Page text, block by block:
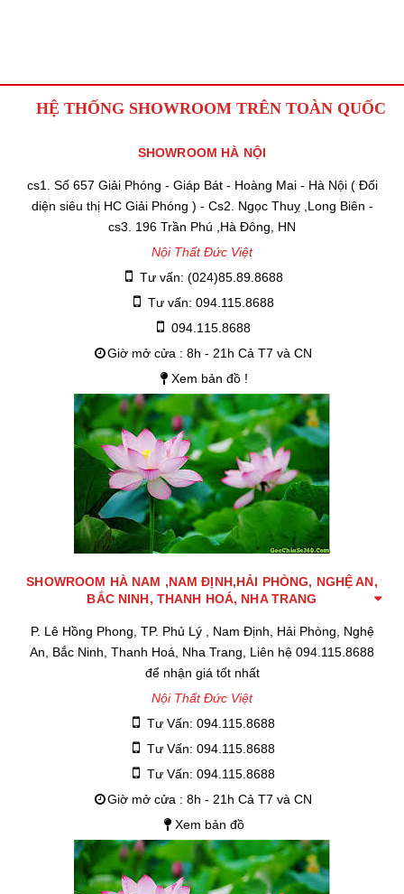
HỆ THỐNG SHOWROOM TRÊN TOÀN QUỐC
SHOWROOM HÀ NỘI
cs1. Số 657 Giải Phóng - Giáp Bát - Hoàng Mai - Hà Nội ( Đối
diện siêu thị HC Giải Phóng ) - Cs2. Ngọc Thuỵ ,Long Biên -
cs3. 196 Trần Phú ,Hà Đông, HN
Nội Thất Đức Việt
Tư vấn: (024)85.89.8688
Tư vấn: 094.115.8688
094.115.8688
Giờ mở cửa : 8h - 21h Cả T7 và CN
Xem bản đồ !
SHOWROOM HÀ NAM ,NAM ĐỊNH,HẢI PHÒNG, NGHỆ AN,
BẮC NINH, THANH HOÁ, NHA TRANG
P. Lê Hồng Phong, TP. Phủ Lý , Nam Định, Hải Phòng, Nghệ
An, Bắc Ninh, Thanh Hoá, Nha Trang, Liên hệ 094.115.8688
để nhận giá tốt nhất
Nội Thất Đức Việt
Tư Vấn: 094.115.8688
Tư Vấn: 094.115.8688
Tư Vấn: 094.115.8688
Giờ mở cửa : 8h - 21h Cả T7 và CN
Xem bản đồ